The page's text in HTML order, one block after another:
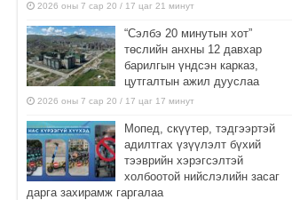
2026 оны 7 сар 20 / 17 цаг 21 минут
“Сэлбэ 20 минутын хот”
төслийн анхны 12 давхар
барилгын үндсэн карказ,
цутгалтын ажил дууслаа
2026 оны 7 сар 20 / 17 цаг 17 минут
Мопед, скүүтер, тэдгээртэй
адилтгах үзүүлэлт бүхий
тээврийн хэрэгсэлтэй
холбоотой нийслэлийн засаг
дарга захирамж гаргалаа